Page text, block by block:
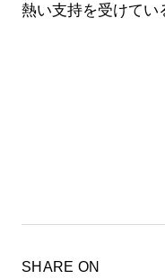
熱い支持を受けてい
SHARE ON